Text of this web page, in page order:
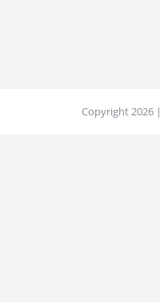
Copyright 2026 |